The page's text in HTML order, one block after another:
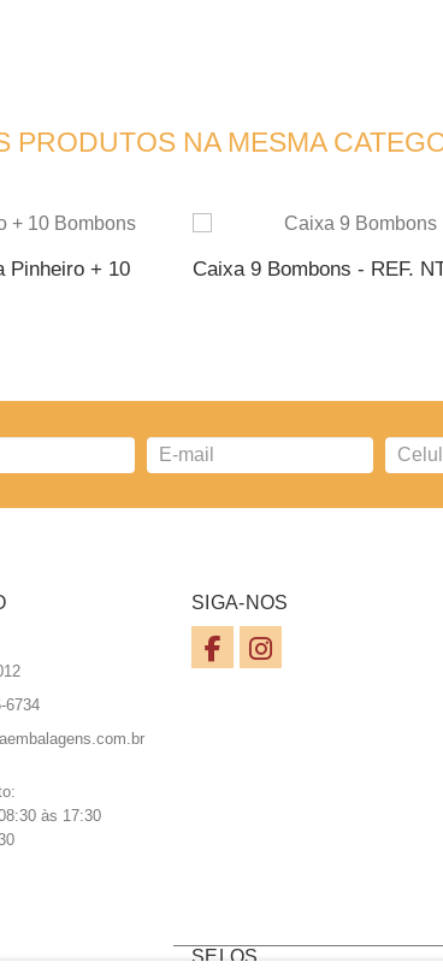
PRODUTOS NA MESMA
Pinheiro + 10
Caixa 9 Bombons - REF.
6734
às 17:30
SIGA-NOS
SELOS